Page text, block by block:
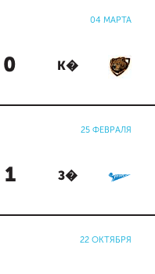
04 МАРТА
0 К�
25 ФЕВРАЛЯ
1 З�
22 ОКТЯБРЯ